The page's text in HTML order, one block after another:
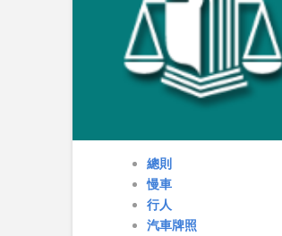
總則
慢車
行人
汽車牌照